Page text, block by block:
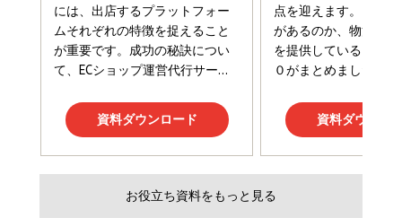
Amazonランキングをもっと見る
Amazonランキングをもっと見る
Amazonランキングをもっと見る